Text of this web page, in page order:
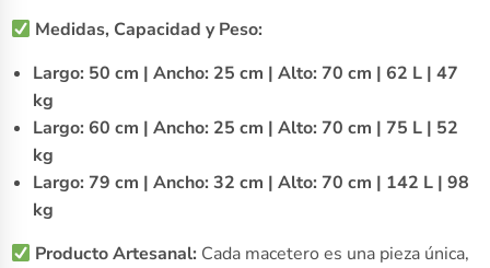
Medidas, Capacidad y Peso:
Largo: 50 cm | Ancho: 25 cm | Alto: 70 cm | 62 L | 47
kg
Largo: 60 cm | Ancho: 25 cm | Alto: 70 cm | 75 L | 52
kg
Largo: 79 cm | Ancho: 32 cm | Alto: 70 cm | 142 L | 98
kg
Producto Artesanal: Cada macetero es una pieza única,